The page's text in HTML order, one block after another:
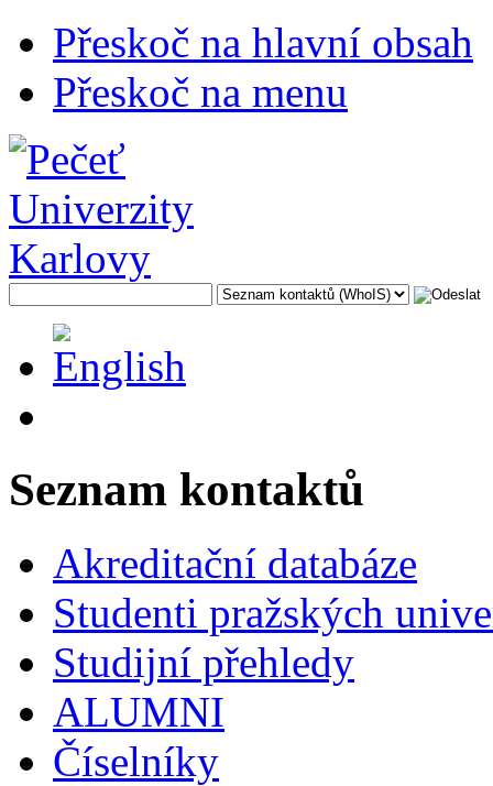
Přeskoč na hlavní obsah
Přeskoč na menu
Seznam kontaktů
Akreditační databáze
Studenti pražských
Studijní přehledy
ALUMNI
Číselníky